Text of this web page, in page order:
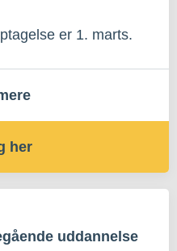
er 1. marts.
her
uddannelse